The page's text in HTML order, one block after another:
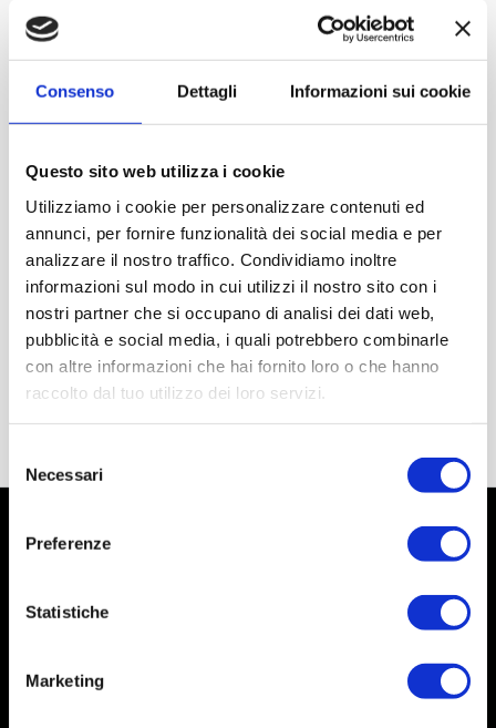
Consenso Dettagli Informazioni sui cookie
Questo sito web utilizza i cookie
Utilizziamo i cookie per personalizzare contenuti ed
annunci, per fornire funzionalità dei social media e per
analizzare il nostro traffico. Condividiamo inoltre
informazioni sul modo in cui utilizzi il nostro sito con i
nostri partner che si occupano di analisi dei dati web,
pubblicità e social media, i quali potrebbero combinarle
con altre informazioni che hai fornito loro o che hanno
raccolto dal tuo utilizzo dei loro servizi.
delNecessari
Preferenze
Statistiche
Marketing
Con il patrocinio di Network